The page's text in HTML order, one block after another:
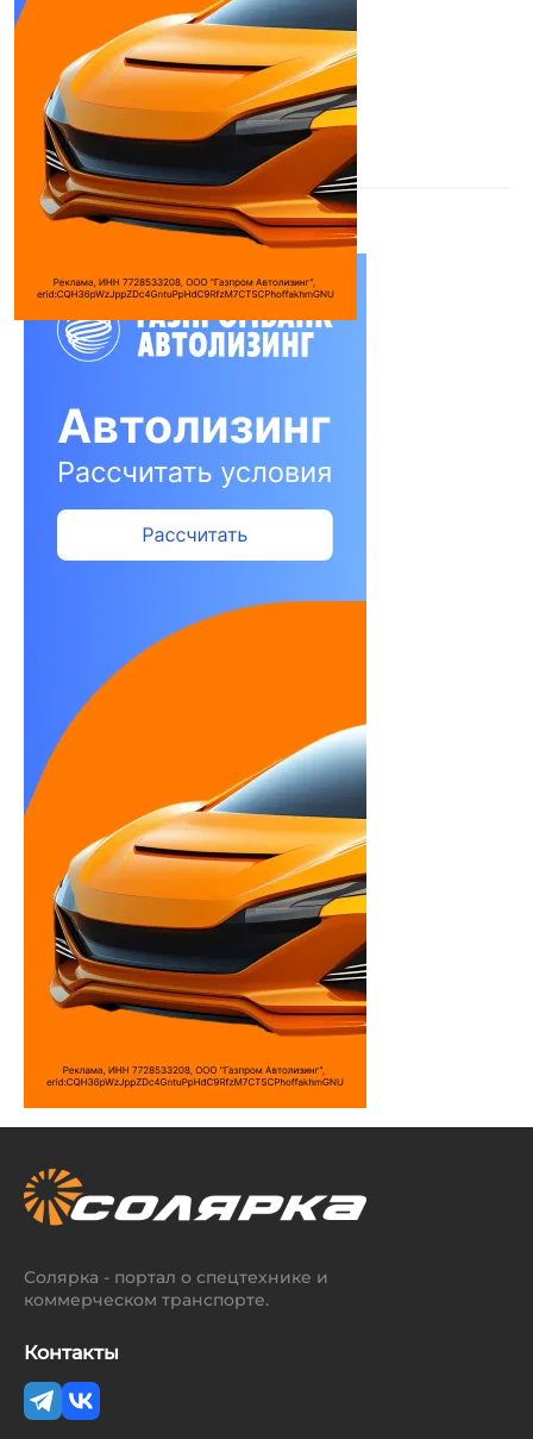
Длина борта:
9000 мм
Ширина борта:2550 мм
Высота борта:3400 мм
Грузоподъемность:20 т
Вместимость кузова (геометрическая):23
м3
Солярка - портал о спецтехнике и
коммерческом транспорте.
Контакты